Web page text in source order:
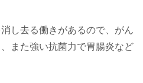
し去る働きがあるので、がん
また強い抗菌力で胃腸炎など